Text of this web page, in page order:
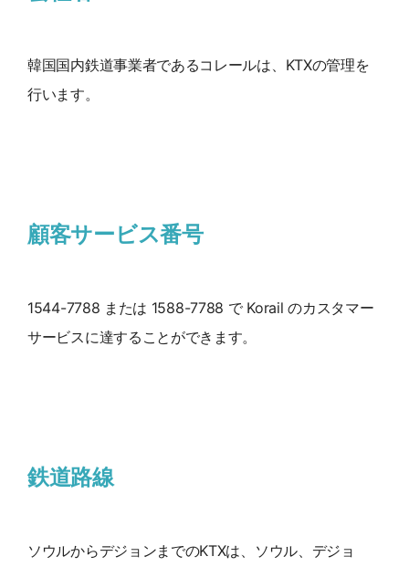
韓国国内鉄道事業者であるコレールは、KTXの管理を
行います。
顧客サービス番号
1544-7788 または 1588-7788 で Korail のカスタマー
サービスに達することができます。
鉄道路線
ソウルからデジョンまでのKTXは、ソウル、デジョ